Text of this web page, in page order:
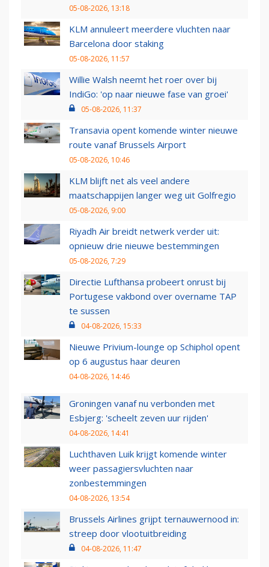
05-08-2026, 13:18
KLM annuleert meerdere vluchten naar
Barcelona door staking
05-08-2026, 11:57
Willie Walsh neemt het roer over bij
IndiGo: 'op naar nieuwe fase van groei'
05-08-2026, 11:37
Transavia opent komende winter nieuwe
route vanaf Brussels Airport
05-08-2026, 10:46
KLM blijft net als veel andere
maatschappijen langer weg uit Golfregio
05-08-2026, 9:00
Riyadh Air breidt netwerk verder uit:
opnieuw drie nieuwe bestemmingen
05-08-2026, 7:29
Directie Lufthansa probeert onrust bij
Portugese vakbond over overname TAP
te sussen
04-08-2026, 15:33
Nieuwe Privium-lounge op Schiphol opent
op 6 augustus haar deuren
04-08-2026, 14:46
Groningen vanaf nu verbonden met
Esbjerg: 'scheelt zeven uur rijden'
04-08-2026, 14:41
Luchthaven Luik krijgt komende winter
weer passagiersvluchten naar
zonbestemmingen
04-08-2026, 13:54
Brussels Airlines grijpt ternauwernood in:
streep door vlootuitbreiding
04-08-2026, 11:47